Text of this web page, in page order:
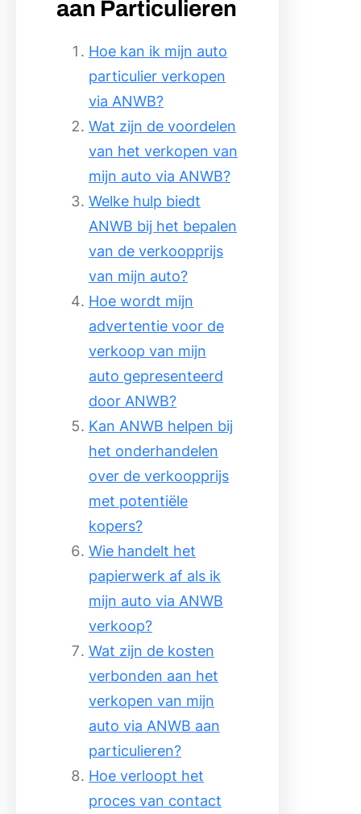
aan Particulieren
Hoe kan ik mijn auto
particulier verkopen
via ANWB?
Wat zijn de voordelen
van het verkopen van
mijn auto via ANWB?
Welke hulp biedt
ANWB bij het bepalen
van de verkoopprijs
van mijn auto?
Hoe wordt mijn
advertentie voor de
verkoop van mijn
auto gepresenteerd
door ANWB?
Kan ANWB helpen bij
het onderhandelen
over de verkoopprijs
met potentiële
kopers?
Wie handelt het
papierwerk af als ik
mijn auto via ANWB
verkoop?
Wat zijn de kosten
verbonden aan het
verkopen van mijn
auto via ANWB aan
particulieren?
Hoe verloopt het
proces van contact